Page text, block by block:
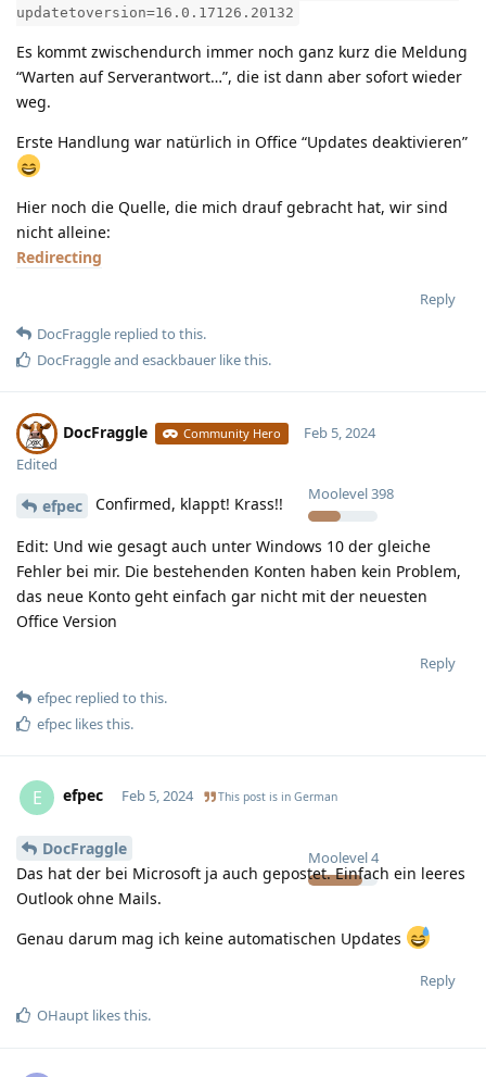
updatetoversion=16.0.17126.20132
Es kommt zwischendurch immer noch ganz kurz die Meldung
“Warten auf Serverantwort…”, die ist dann aber sofort wieder
weg.
Erste Handlung war natürlich in Office “Updates deaktivieren”
Hier noch die Quelle, die mich drauf gebracht hat, wir sind
nicht alleine:
Redirecting
Reply
DocFraggle replied to this.
DocFraggleand esackbauer like this.
DocFraggle Community Hero
Moolevel398
Feb 5, 2024
Edited
efpec Confirmed, klappt! Krass!!
Edit: Und wie gesagt auch unter Windows 10 der gleiche
Fehler bei mir. Die bestehenden Konten haben kein Problem,
das neue Konto geht einfach gar nicht mit der neuesten
Office Version
Reply
efpec replied to this.
efpec likes this.
E efpec
Moolevel4
Feb 5, 2024 This post is in German
DocFraggle
Das hat der bei Microsoft ja auch gepostet. Einfach ein leeres
Outlook ohne Mails.
Genau darum mag ich keine automatischen Updates
Reply
OHaupt likes this.